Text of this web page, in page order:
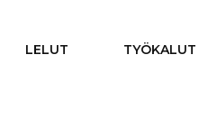
LELUT TYÖKALUT